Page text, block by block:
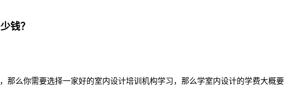
钱？
么你需要选择一家好的室内设计培训机构学习，那么学室内设计的学费大概要